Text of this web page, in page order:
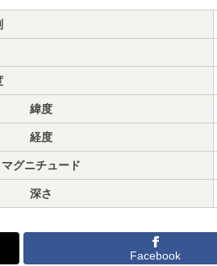
緯度
経度
マグニチュード
深さ
Facebook